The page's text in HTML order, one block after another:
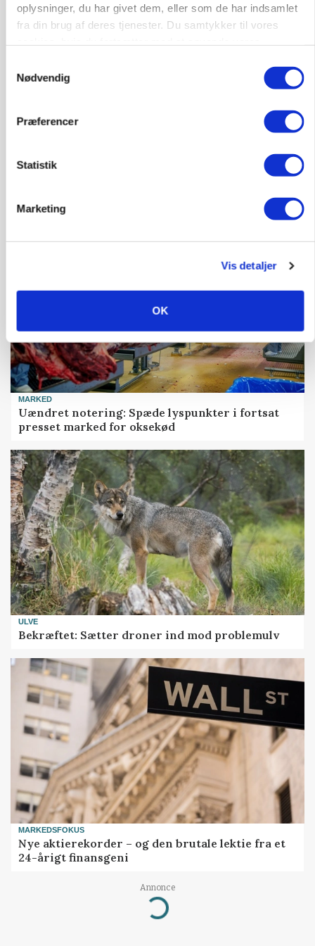
oplysninger, du har givet dem, eller som de har indsamlet
fra din brug af deres tjenester. Du samtykker til vores
Nødvendig
Præferencer
Statistik
Marketing
Vis detaljer
OK
Snart kan man søge tilskud til naturprojekter
PLANTER
MARKED
Uændret notering: Spæde lyspunkter i fortsat
presset marked for oksekød
ULVE
Bekræftet: Sætter droner ind mod problemulv
MARKEDSFOKUS
Nye aktierekorder – og den brutale lektie fra et
24-årigt finansgeni
Annonce
Loading...